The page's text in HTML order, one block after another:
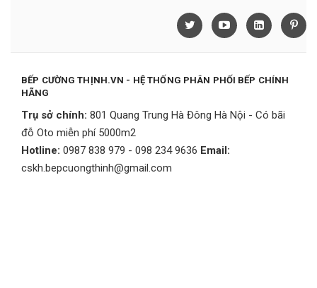
BẾP CƯỜNG THỊNH.VN - HỆ THỐNG PHÂN PHỐI BẾP CHÍNH
HÃNG
Trụ sở chính: 801 Quang Trung Hà Đông Hà Nội - Có bãi
đỗ Oto miễn phí 5000m2
Hotline: 0987 838 979 - 098 234 9636 Email:
cskh.bepcuongthinh@gmail.com